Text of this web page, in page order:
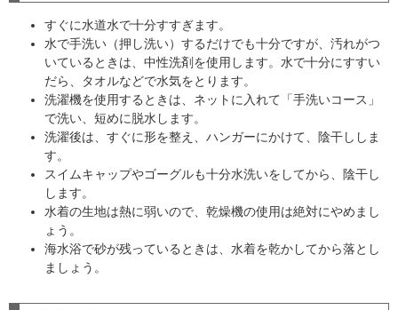
すぐに水道水で十分すすぎます。
水で手洗い（押し洗い）するだけでも十分ですが、汚れがつ
いているときは、中性洗剤を使用します。水で十分にすすい
だら、タオルなどで水気をとります。
洗濯機を使用するときは、ネットに入れて「手洗いコース」
で洗い、短めに脱水します。
洗濯後は、すぐに形を整え、ハンガーにかけて、陰干ししま
す。
スイムキャップやゴーグルも十分水洗いをしてから、陰干し
します。
水着の生地は熱に弱いので、乾燥機の使用は絶対にやめまし
ょう。
海水浴で砂が残っているときは、水着を乾かしてから落とし
ましょう。